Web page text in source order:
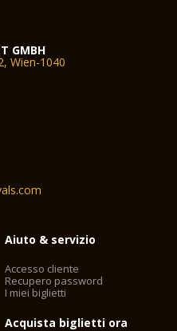
GMBH
Wien-1040
Aiuto & servizio
Accesso cliente
Recupero password
I miei biglietti
Acquista biglietti ora